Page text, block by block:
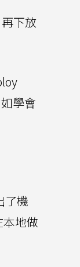
下放
學會
了機
地做